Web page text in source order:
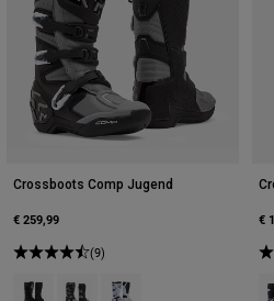
Crossboots Comp Jugend
€ 259,99
(9)
Product swatch type of Schwarz.
Product swatch type of
Product swatch type of
€